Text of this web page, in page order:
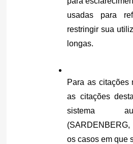
usadas para
restringir sua
longas.
Para as citações
as citações
sistema
os casos em que